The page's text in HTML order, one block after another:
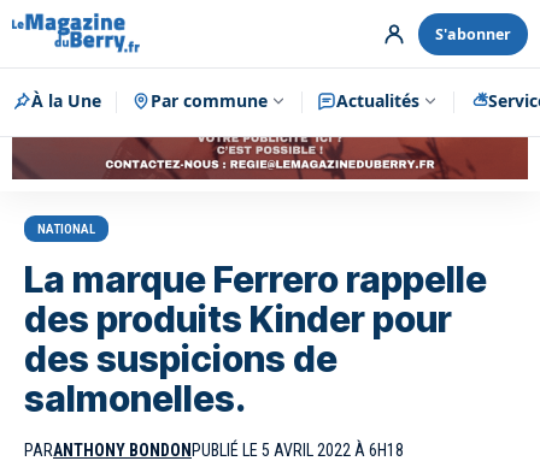
S'abonner
À la Une Par commune Actualités
Publicité
NATIONAL
La marque Ferrero rappelle
des produits Kinder pour
des suspicions de
salmonelles.
PARANTHONY BONDON PUBLIÉ LE 5 AVRIL 2022 À 6H18